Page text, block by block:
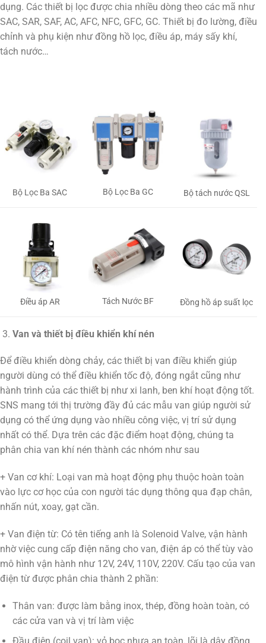
dụng. Các thiết bị lọc được chia nhiều dòng theo các mã như
SAC, SAR, SAF, AC, AFC, NFC, GFC, GC. Thiết bị đo lường, điều
chỉnh và phụ kiện như đồng hồ lọc, điều áp, máy sấy khí,
tách nước…
Bộ Lọc Ba SAC Bộ Lọc Ba GC Bộ tách nước QSL
Điều áp AR Tách Nước BF Đồng hồ áp suất lọc
Van và thiết bị điều khiển khí nén
Để điều khiển dòng chảy, các thiết bị van điều khiển giúp
người dùng có thể điều khiển tốc độ, đóng ngắt cũng như
hành trình của các thiết bị như xi lanh, ben khí hoạt động tốt.
SNS mang tới thị trường đầy đủ các mẫu van giúp người sử
dụng có thể ứng dụng vào nhiều công việc, vị trí sử dụng
nhất có thể. Dựa trên các đặc điểm hoạt động, chúng ta
phân chia van khí nén thành các nhóm như sau
+ Van cơ khí: Loại van mà hoạt động phụ thuộc hoàn toàn
vào lực cơ học của con người tác dụng thông qua đạp chân,
nhấn nút, xoay, gạt cần.
+ Van điện từ: Có tên tiếng anh là Solenoid Valve, vận hành
nhờ việc cung cấp điện năng cho van, điện áp có thể tùy vào
mô hình vận hành như 12V, 24V, 110V, 220V. Cấu tạo của van
điện từ được phân chia thành 2 phần:
Thân van: được làm bằng inox, thép, đồng hoàn toàn, có
các cửa van và vị trí làm việc